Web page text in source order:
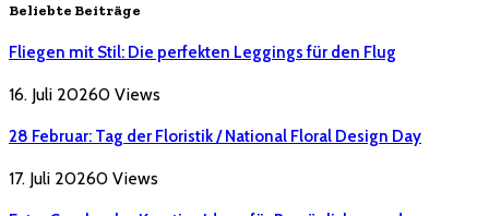
Beliebte Beiträge
Fliegen mit Stil: Die perfekten Leggings für den Flug
16. Juli 20260 Views
28 Februar: Tag der Floristik / National Floral Design Day
17. Juli 20260 Views